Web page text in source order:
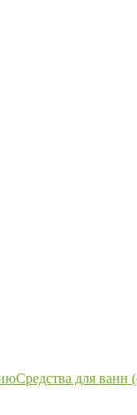
Средства для ванн